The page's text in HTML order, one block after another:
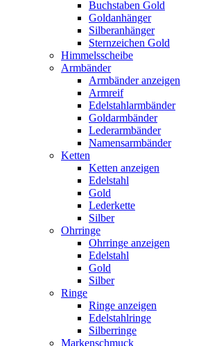
Buchstaben Gold
Goldanhänger
Silberanhänger
Sternzeichen Gold
Himmelsscheibe
Armbänder
Armbänder anzeigen
Armreif
Edelstahlarmbänder
Goldarmbänder
Lederarmbänder
Namensarmbänder
Ketten
Ketten anzeigen
Edelstahl
Gold
Lederkette
Silber
Ohrringe
Ohrringe anzeigen
Edelstahl
Gold
Silber
Ringe
Ringe anzeigen
Edelstahlringe
Silberringe
Markenschmuck